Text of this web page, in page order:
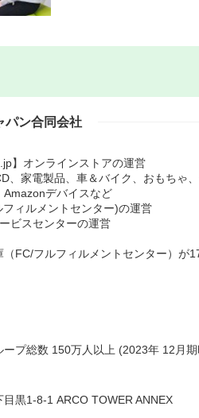
パン合同会社
】オンラインストアの運営
、家電製品、車＆バイク、おもちゃ
Amazonデバイスなど
ィルメントセンター)の運営
ビスセンターの運営
（FC/フルフィルメントセンター）が
ープ総数 150万人以上 (2023年 12月期
目黒1-8-1 ARCO TOWER ANNEX